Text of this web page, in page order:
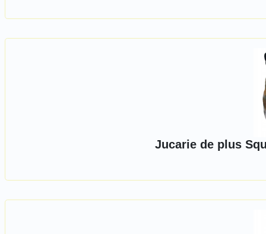
Jucarie de plus